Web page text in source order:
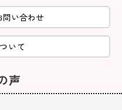
い合わせ
いて
声